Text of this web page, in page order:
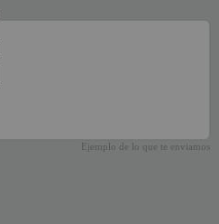
Ejemplo de lo que te enviamos